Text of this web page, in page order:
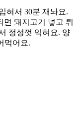
혀서 30분 재놔요.
면 돼지고기 넣고 튀
정성껏 익혀요. 양
먹어요.